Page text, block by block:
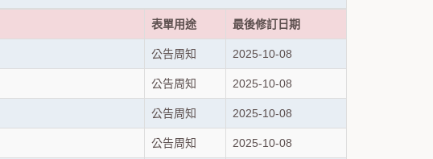
表單用途 最後修訂日期
公告周知 2025-10-08
公告周知 2025-10-08
公告周知 2025-10-08
公告周知 2025-10-08